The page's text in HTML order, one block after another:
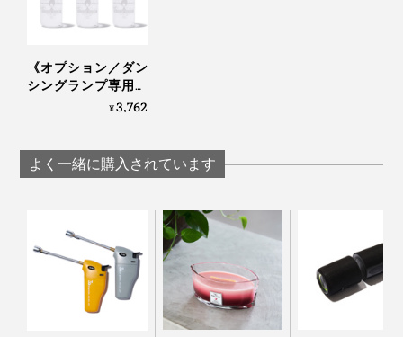
ひとりでゆっくり読書やコーヒー、ワインを愉しむ時の
おともに。
家族や友人たちと囲む、ディナーテーブルに。
これほどコンパクトに炎を愉しめるオイルランプは、め
ずらしいと思います。
を、眺めているうちに、あなたの心はゆったりリラック
スモードへ。
も、手元に置いてほしいランプです。
《オプション／ダン
シングランプ専用オ
イル3本組》職人技
内用オイルランプ｜
ダンシングランプ
¥3,762
よく一緒に購入されています